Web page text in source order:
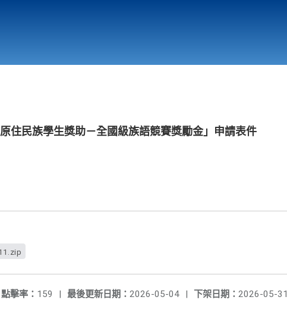
住民族學生獎助－全國級族語競賽獎勵金」申請表件
下架日期： 2026-05-31
最後更新日期： 2026-05-04 |
點擊率： 159 |